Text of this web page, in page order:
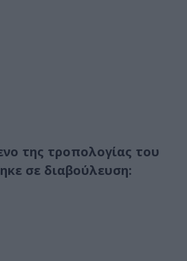
της τροπολογίας του
σε διαβούλευση: